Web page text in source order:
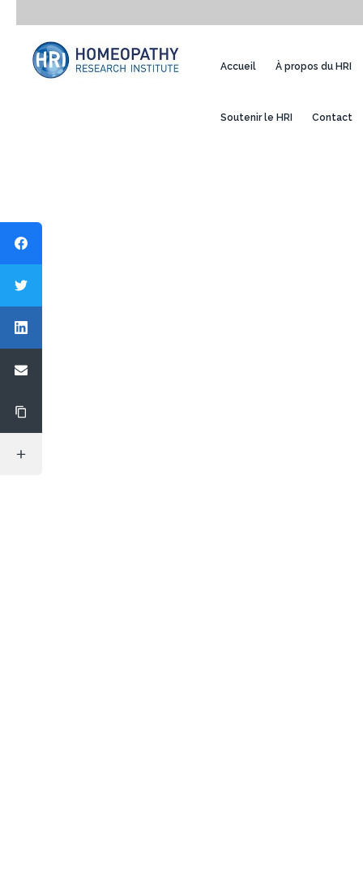
Accueil À propos du HRI
Soutenir le HRI Contact